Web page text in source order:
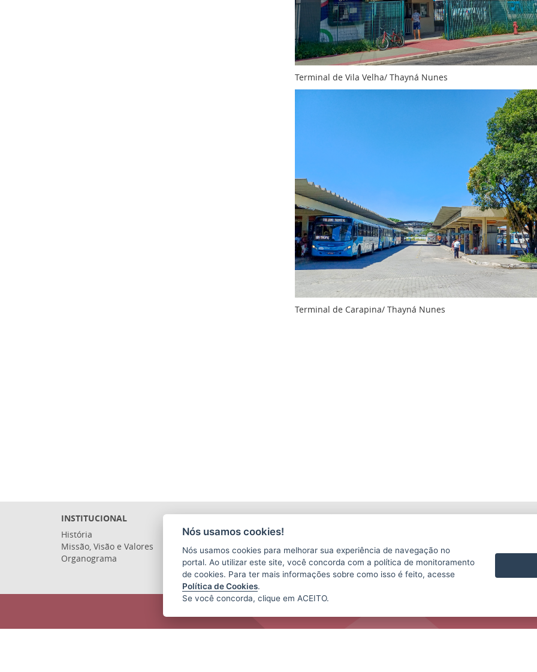
Terminal de Vila Velha/ Thayná Nunes
Terminal de Carapina/ Thayná Nunes
INSTITUCIONAL
História
Missão, Visão e Valores
Organograma
Nós usamos cookies!
Nós usamos cookies para melhorar sua experiência de navegação no
portal. Ao utilizar este site, você concorda com a política de monitoramento
de cookies. Para ter mais informações sobre como isso é feito, acesse
Política de Cookies.
Se você concorda, clique em ACEITO.